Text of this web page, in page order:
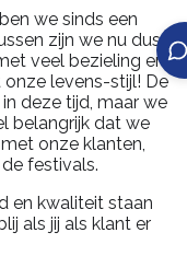
we sinds een
zijn we nu dus
veel bezieling en
onze levens-stijl! De
deze tijd, maar we
belangrijk dat we
onze klanten,
festivals.
en kwaliteit staan
als jij als klant er